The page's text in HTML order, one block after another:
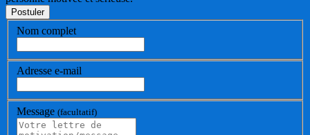
Nom complet
Adresse e-mail
Message (facultatif)